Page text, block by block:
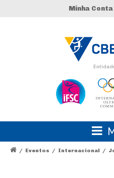
Minha Conta
/ Eventos / Internacional /